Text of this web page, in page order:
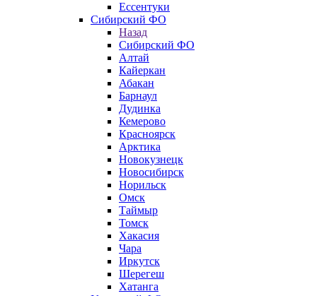
Ессентуки
Сибирский ФО
Назад
Сибирский ФО
Алтай
Кайеркан
Абакан
Барнаул
Дудинка
Кемерово
Красноярск
Арктика
Новокузнецк
Новосибирск
Норильск
Омск
Таймыр
Томск
Хакасия
Чара
Иркутск
Шерегеш
Хатанга